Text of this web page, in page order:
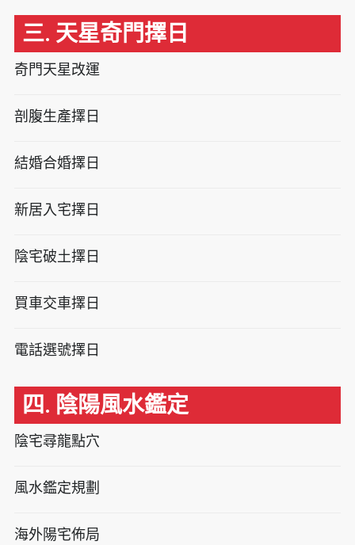
三. 天星奇門擇日
奇門天星改運
剖腹生產擇日
結婚合婚擇日
新居入宅擇日
陰宅破土擇日
買車交車擇日
電話選號擇日
四. 陰陽風水鑑定
陰宅尋龍點穴
風水鑑定規劃
海外陽宅佈局